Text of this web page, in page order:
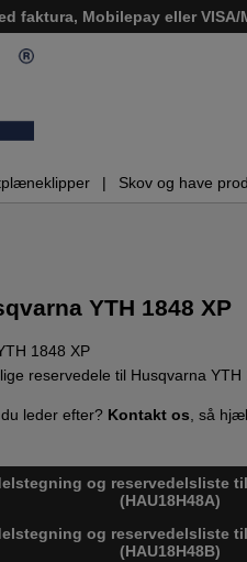
faktura, Mobilepay eller VISA/
Skov og have
YTH 1848 XP
1848 XP
reservedele til Husqvarna YTH
leder efter? Kontakt os, så
og reservedelsliste til
(HAU18H48A)
og reservedelsliste til
(HAU18H48B)